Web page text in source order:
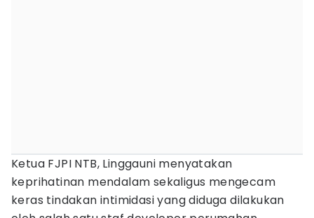
Ketua FJPI NTB, Linggauni menyatakan
keprihatinan mendalam sekaligus mengecam
keras tindakan intimidasi yang diduga dilakukan